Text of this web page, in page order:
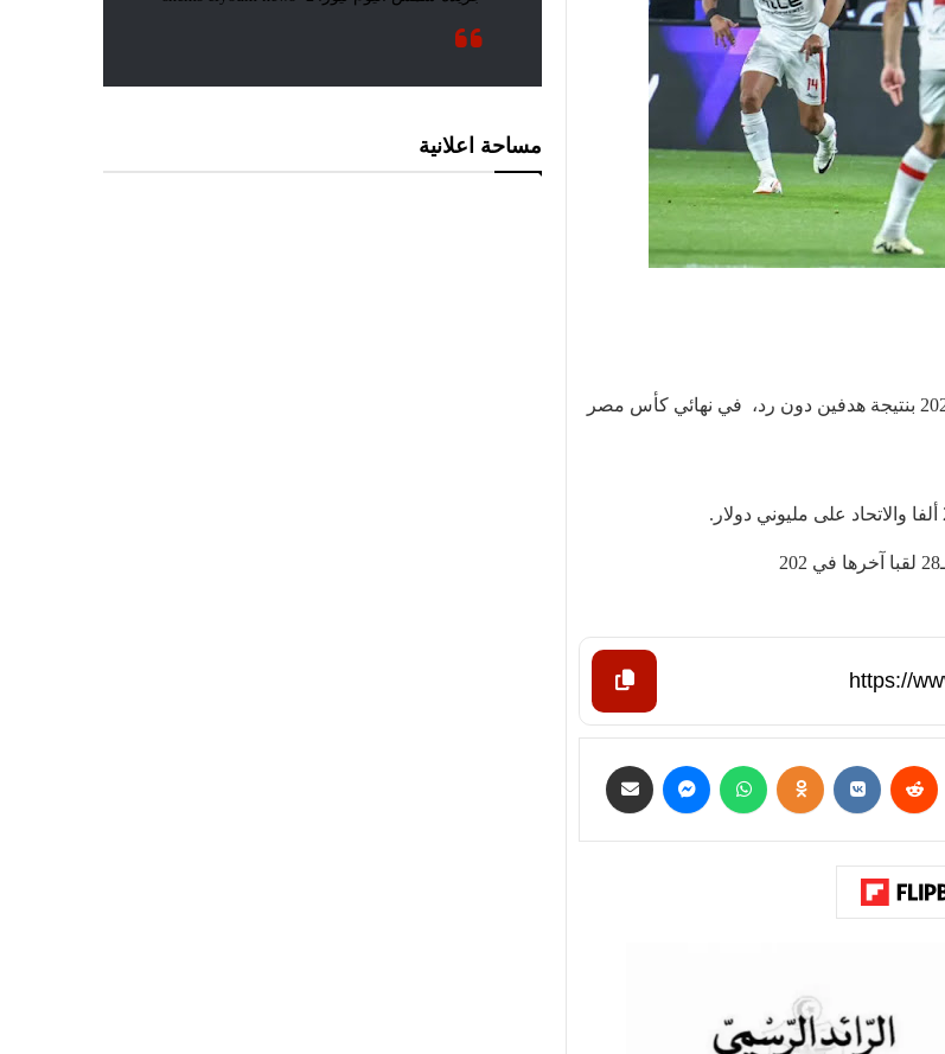
فاز الأهلي المصري على غريمه الزمالك مساء اليوم الجمعة 8 مارس 2024 بنتيجة هدفين دون رد، في نهائي كأس مصر
مساحة اعلانية